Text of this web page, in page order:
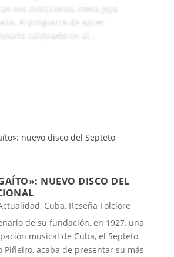
sus colecciones, como joya
el programa de aquel
celebrado en el...
NUEVO DISCO DEL
, Cuba, Reseña Folclore
de su fundación, en 1927, una
musical de Cuba, el Septeto
Piñeiro, acaba de presentar su más